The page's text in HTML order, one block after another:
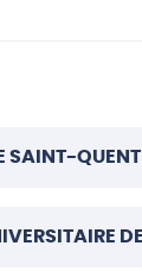
SAINT-